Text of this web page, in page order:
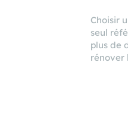
Choisir
seul
plus de
rénover